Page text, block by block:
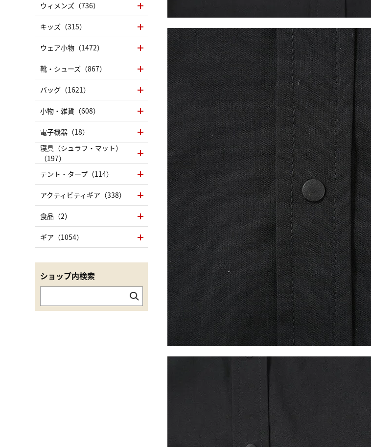
ウィメンズ（736）
キッズ（315）
ウェア小物（1472）
靴・シューズ（867）
バッグ（1621）
小物・雑貨（608）
電子機器（18）
寝具（シュラフ・マット）
（197）
テント・タープ（114）
アクティビティギア（338）
食品（2）
ギア（1054）
ショップ内検索